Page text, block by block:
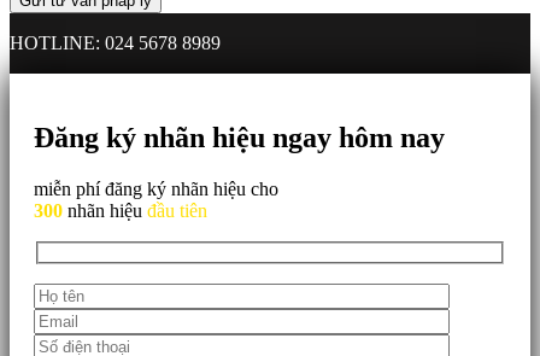
HOTLINE: 024 5678 8989
Đăng ký nhãn hiệu ngay hôm nay
miễn phí đăng ký nhãn hiệu cho
300 nhãn hiệu đầu tiên